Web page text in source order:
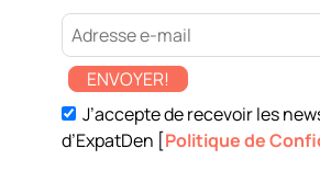
ENVOYER!
J’accepte de recevoir les
d’ExpatDen [Politique de